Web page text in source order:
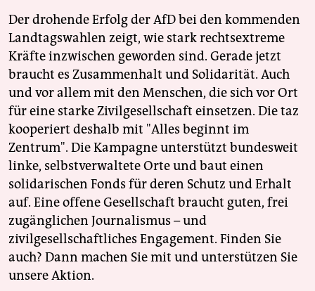
Der drohende Erfolg der AfD bei den kommenden
Landtagswahlen zeigt, wie stark rechtsextreme
Kräfte inzwischen geworden sind. Gerade jetzt
braucht es Zusammenhalt und Solidarität. Auch
und vor allem mit den Menschen, die sich vor Ort
für eine starke Zivilgesellschaft einsetzen. Die taz
kooperiert deshalb mit "Alles beginnt im
Zentrum". Die Kampagne unterstützt bundesweit
linke, selbstverwaltete Orte und baut einen
solidarischen Fonds für deren Schutz und Erhalt
auf. Eine offene Gesellschaft braucht guten, frei
zugänglichen Journalismus – und
zivilgesellschaftliches Engagement. Finden Sie
auch? Dann machen Sie mit und unterstützen Sie
unsere Aktion.